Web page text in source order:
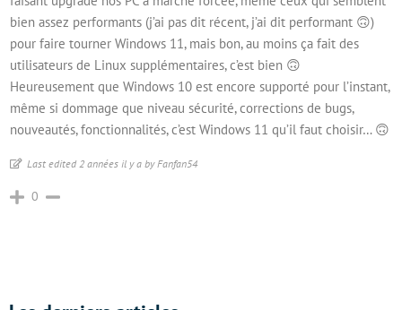
bien assez performants (j’ai pas dit récent, j’ai dit performant 🙃)
pour faire tourner Windows 11, mais bon, au moins ça fait des
utilisateurs de Linux supplémentaires, c’est bien 🙃
Heureusement que Windows 10 est encore supporté pour l’instant,
même si dommage que niveau sécurité, corrections de bugs,
nouveautés, fonctionnalités, c’est Windows 11 qu’il faut choisir… 🙃
Last edited 2 années il y a by Fanfan54
0